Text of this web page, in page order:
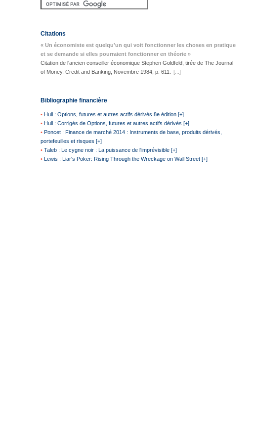
Citations
« Un économiste est quelqu'un qui voit fonctionner les choses en pratique
et se demande si elles pourraient fonctionner en théorie »
Citation de l'ancien conseiller économique Stephen Goldfeld, tirée de The Journal
of Money, Credit and Banking, Novembre 1984, p. 611.
[...]
Bibliographie financière
• Hull : Options, futures et autres actifs dérivés 8e édition [+]
• Hull : Corrigés de Options, futures et autres actifs dérivés [+]
• Poncet : Finance de marché 2014 : Instruments de base, produits dérivés,
portefeuilles et risques [+]
• Taleb : Le cygne noir : La puissance de l'imprévisible [+]
• Lewis : Liar's Poker: Rising Through the Wreckage on Wall Street [+]